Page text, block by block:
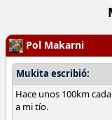
Pol Makarni
Mukita escribió:
Hace unos 100km
a mi tío.